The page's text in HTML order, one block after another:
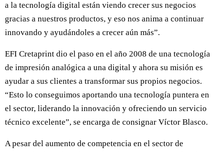
a la tecnología digital están viendo crecer sus negocios
gracias a nuestros productos, y eso nos anima a continuar
innovando y ayudándoles a crecer aún más”.
EFI Cretaprint dio el paso en el año 2008 de una tecnología
de impresión analógica a una digital y ahora su misión es
ayudar a sus clientes a transformar sus propios negocios.
“Esto lo conseguimos aportando una tecnología puntera en
el sector, liderando la innovación y ofreciendo un servicio
técnico excelente”, se encarga de consignar Víctor Blasco.
A pesar del aumento de competencia en el sector de